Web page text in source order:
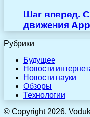
Шаг вперед.
движения
Рубрики
Будущее
Новости
Новости науки
Обзоры
Технологии
© Copyright 2026,